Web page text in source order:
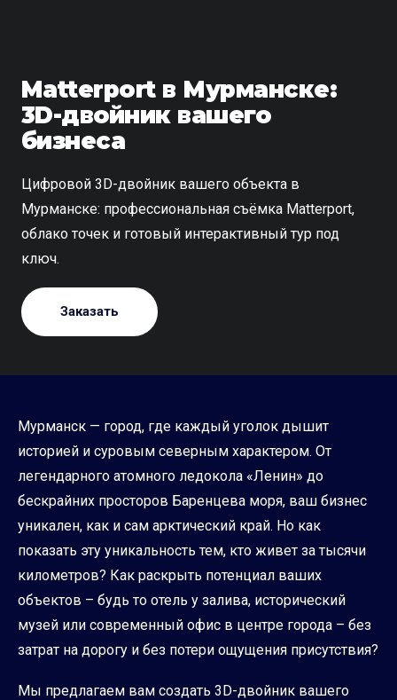
Matterport в Мурманске:
3D-двойник вашего
бизнеса
Цифровой 3D-двойник вашего объекта в
Мурманске: профессиональная съёмка Matterport,
облако точек и готовый интерактивный тур под
ключ.
Заказать
Мурманск — город, где каждый уголок дышит
историей и суровым северным характером. От
легендарного атомного ледокола «Ленин» до
бескрайних просторов Баренцева моря, ваш бизнес
уникален, как и сам арктический край. Но как
показать эту уникальность тем, кто живет за тысячи
километров? Как раскрыть потенциал ваших
объектов – будь то отель у залива, исторический
музей или современный офис в центре города – без
затрат на дорогу и без потери ощущения присутствия?
Мы предлагаем вам создать 3D-двойник вашего